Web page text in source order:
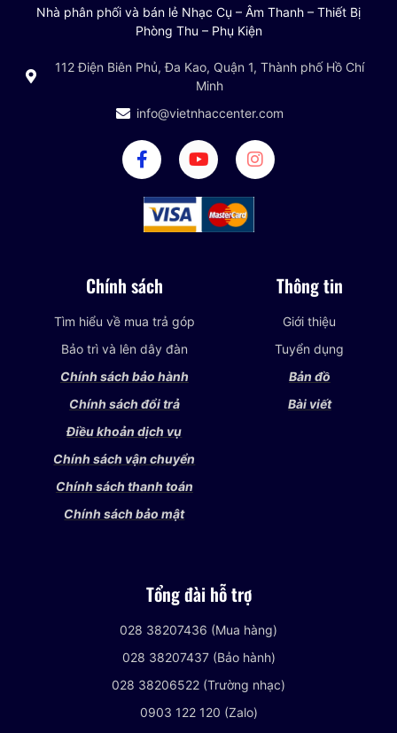
Nhà phân phối và bán lẻ Nhạc Cụ – Âm Thanh – Thiết Bị
Phòng Thu – Phụ Kiện
112 Điện Biên Phủ, Đa Kao, Quận 1, Thành phố Hồ Chí
Minh
info@vietnhaccenter.com
Chính sách
Tìm hiểu về mua trả góp
Bảo trì và lên dây đàn
Chính sách bảo hành
Chính sách đổi trả
Điều khoản dịch vụ
Chính sách vận chuyển
Chính sách thanh toán
Chính sách bảo mật
Thông tin
Giới thiệu
Tuyển dụng
Bản đồ
Bài viết
Tổng đài hỗ trợ
028 38207436 (Mua hàng)
028 38207437 (Bảo hành)
028 38206522 (Trường nhạc)
0903 122 120 (Zalo)